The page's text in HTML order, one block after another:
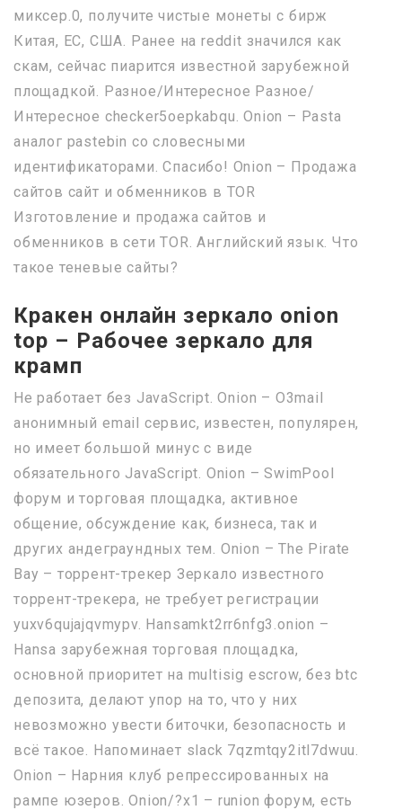
миксер.0, получите чистые монеты с бирж
Китая, ЕС, США. Ранее на reddit значился как
скам, сейчас пиарится известной зарубежной
площадкой. Разное/Интересное Разное/
Интересное checker5oepkabqu. Onion – Pasta
аналог pastebin со словесными
идентификаторами. Спасибо! Onion – Продажа
сайтов сайт и обменников в TOR
Изготовление и продажа сайтов и
обменников в сети TOR. Английский язык. Что
такое теневые сайты?
Кракен онлайн зеркало onion
top – Рабочее зеркало для
крамп
Не работает без JavaScript. Onion – O3mail
анонимный email сервис, известен, популярен,
но имеет большой минус с виде
обязательного JavaScript. Onion – SwimPool
форум и торговая площадка, активное
общение, обсуждение как, бизнеса, так и
других андеграундных тем. Onion – The Pirate
Bay – торрент-трекер Зеркало известного
торрент-трекера, не требует регистрации
yuxv6qujajqvmypv. Hansamkt2rr6nfg3.onion –
Hansa зарубежная торговая площадка,
основной приоритет на multisig escrow, без btc
депозита, делают упор на то, что у них
невозможно увести биточки, безопасность и
всё такое. Напоминает slack 7qzmtqy2itl7dwuu.
Onion – Нарния клуб репрессированных на
рампе юзеров. Onion/?x1 – runion форум, есть